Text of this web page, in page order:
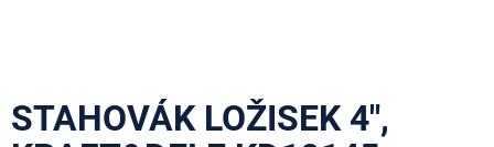
STAHOVÁK LOŽISEK 4″,